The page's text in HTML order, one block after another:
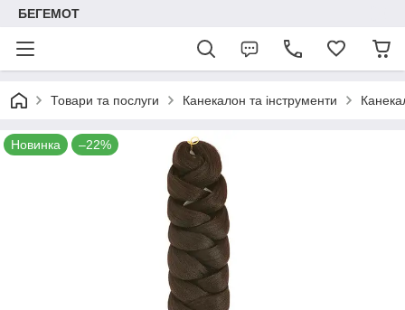
БЕГЕМОТ
Товари та послуги Канекалон та інструменти
Новинка –22%